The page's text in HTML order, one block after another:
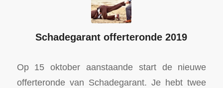
Schadegarant offerteronde 2019
Op 15 oktober aanstaande start de nieuwe
offerteronde van Schadegarant. Je hebt twee